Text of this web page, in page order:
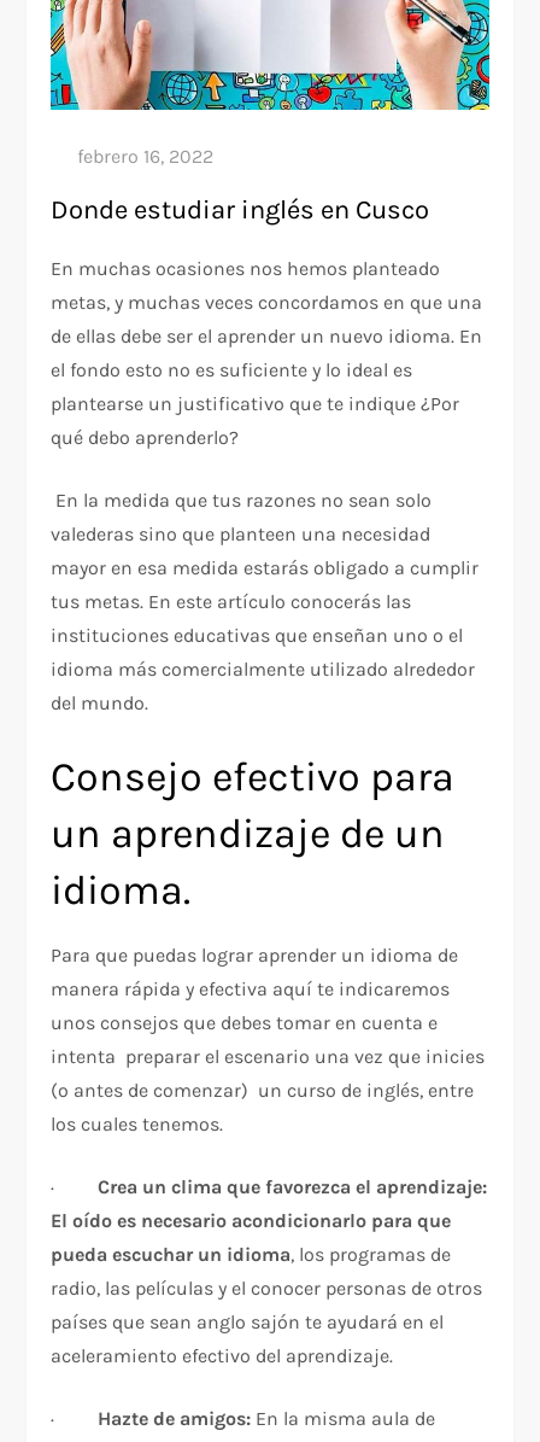
Donde estudiar inglés en Cusco
En muchas ocasiones nos hemos planteado
metas, y muchas veces concordamos en que una
de ellas debe ser el aprender un nuevo idioma. En
el fondo esto no es suficiente y lo ideal es
plantearse un justificativo que te indique ¿Por
qué debo aprenderlo?
En la medida que tus razones no sean solo
valederas sino que planteen una necesidad
mayor en esa medida estarás obligado a cumplir
tus metas. En este artículo conocerás las
instituciones educativas que enseñan uno o el
idioma más comercialmente utilizado alrededor
del mundo.
Consejo efectivo para
un aprendizaje de un
idioma.
Para que puedas lograr aprender un idioma de
manera rápida y efectiva aquí te indicaremos
unos consejos que debes tomar en cuenta e
intenta preparar el escenario una vez que inicies
(o antes de comenzar) un curso de inglés, entre
los cuales tenemos.
·Crea un clima que favorezca el aprendizaje:
El oído es necesario acondicionarlo para que
pueda escuchar un idioma, los programas de
radio, las películas y el conocer personas de otros
países que sean anglo sajón te ayudará en el
aceleramiento efectivo del aprendizaje.
· Hazte de amigos: En la misma aula de